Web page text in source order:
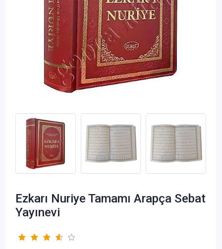
Ezkarı Nuriye Tamamı Arapça Sebat
Yayınevi